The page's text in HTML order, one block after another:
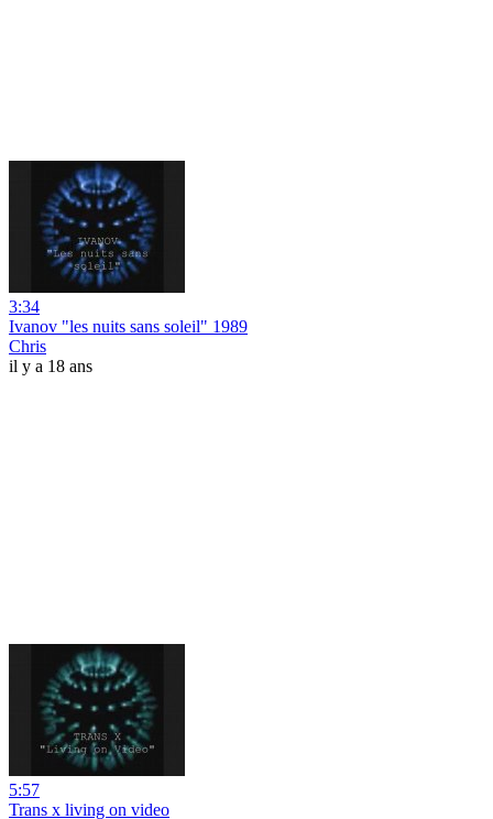
3:34
Ivanov "les nuits sans soleil" 1989
Chris
il y a 18 ans
5:57
Trans x living on video